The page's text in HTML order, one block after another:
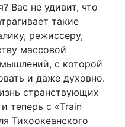
Вас не удивит, что
такие
режиссеру,
массовой
с которой
и даже духовно.
странствующих
теперь с «Train
Тихоокеанского